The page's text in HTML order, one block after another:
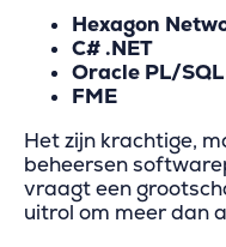
Hexagon
C# .NET
Oracle PL/SQL
FME
Het zijn krachtige,
beheersen
vraagt een
uitrol om meer dan